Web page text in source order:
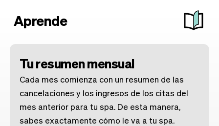
Aprende
Tu resumen mensual
Cada mes comienza con un resumen de las
cancelaciones y los ingresos de los citas del
mes anterior para tu spa. De esta manera,
sabes exactamente cómo le va a tu spa.